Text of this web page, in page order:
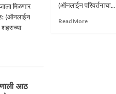
धर्म
खरे
मिळणार
(ऑनलाईन
(ऑनलाईन परिवर्तनाचा...
Read MoreRead
आठ